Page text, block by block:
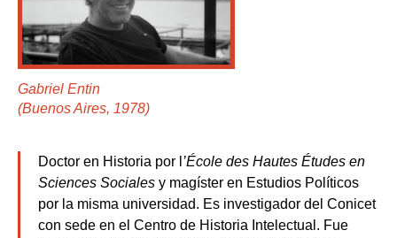
Gabriel Entin
(Buenos Aires, 1978)
Doctor en Historia por l ’École des Hautes Études en
Sciences Sociales y magíster en Estudios Políticos
por la misma universidad. Es investigador del Conicet
con sede en el Centro de Historia Intelectual. Fue